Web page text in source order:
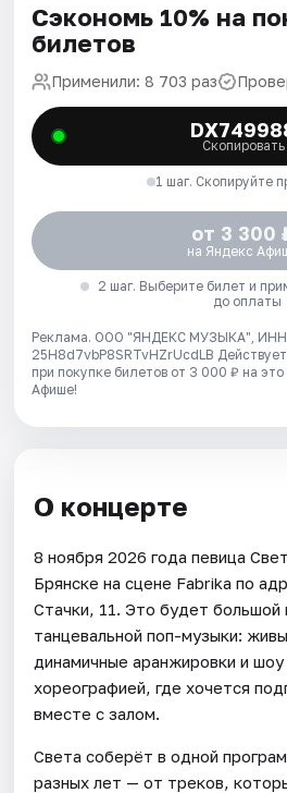
Сэкономь 10% на
билетов
Применили: 8 703 раз
Скопировать
1 шаг. Скопируйте
от 3 300
на Яндекс
2 шаг. Выберите билет и
до оплаты
Реклама. ООО "ЯНДЕКС МУЗЫКА",
25H8d7vbP8SRTvHZrUcdLB
при покупке билетов от 3 000 ₽ на
Афише!
О концерте
8 ноября 2026 года певица
Брянске на сцене Fabrika по
Стачки, 11. Это будет большой
танцевальной поп-музыки:
динамичные аранжировки и
хореографией, где хочется
вместе с залом.
Света соберёт в одной
разных лет — от треков,